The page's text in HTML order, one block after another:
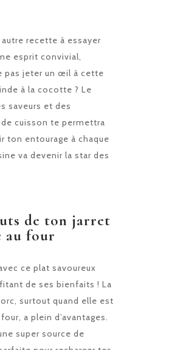
autre recette à essayer
esprit convivial,
pas jeter un œil à cette
à la cocotte ? Le
saveurs et des
cuisson te permettra
ton entourage à chaque
va devenir la star des
de ton jarret
au four
ce plat savoureux
de ses bienfaits ! La
surtout quand elle est
a plein d’avantages.
super source de